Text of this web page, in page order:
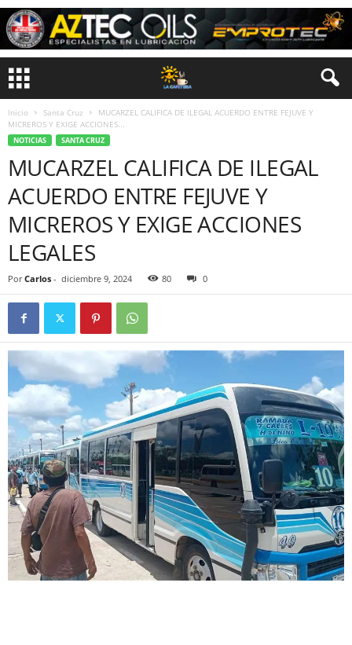
Inicio Santa Cruz
MUCARZEL CALIFICA DE ILEGAL ACUERDO ENTRE FEJUVE Y
MICREROS Y EXIGE ACCIONES...
NOTICIAS SANTA CRUZ
MUCARZEL CALIFICA DE ILEGAL
ACUERDO ENTRE FEJUVE Y
MICREROS Y EXIGE ACCIONES
LEGALES
Por Carlos - diciembre 9, 2024 80 0